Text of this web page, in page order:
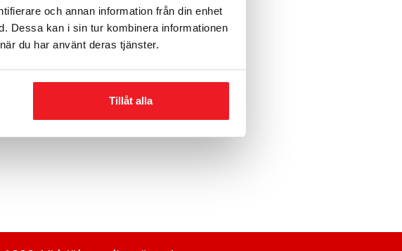
och annan information från din enhet
Dessa kan i sin tur kombinera informationen
du har använt deras tjänster.
Tillåt alla